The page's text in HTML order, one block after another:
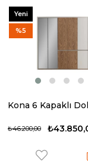
Kona 6 Kapaklı
₺46.200,00
Yeni
Ürün
%5